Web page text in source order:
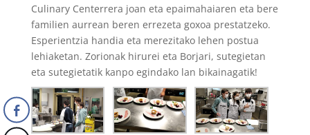
Culinary Centerrera joan eta epaimahaiaren eta bere
familien aurrean beren errezeta goxoa prestatzeko.
Esperientzia handia eta merezitako lehen postua
lehiaketan. Zorionak hirurei eta Borjari, sutegietan
eta sutegietatik kanpo egindako lan bikainagatik!